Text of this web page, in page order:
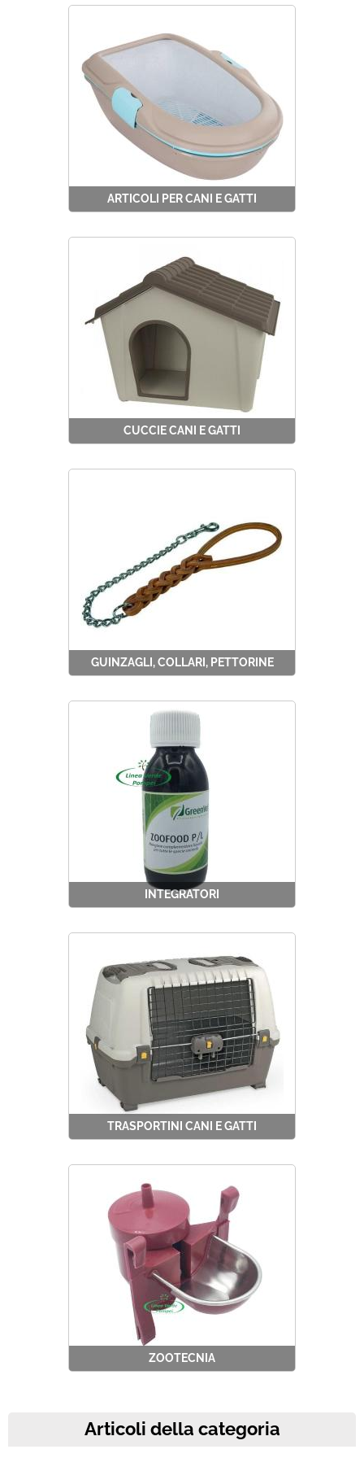
Prevalenza
Cilindrata
Portata
Pompe idrauliche
Protezione
Ricambi
ARTICOLI PER CANI E GATTI
CUCCIE CANI E GATTI
GUINZAGLI, COLLARI, PETTORINE
INTEGRATORI
TRASPORTINI CANI E GATTI
ZOOTECNIA
Articoli della categoria